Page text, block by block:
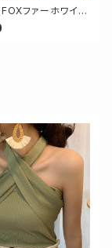
FOXファーホワイト
ドルダウンコート